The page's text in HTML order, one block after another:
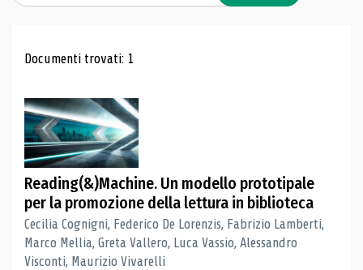
Risultati di ricerca
Documenti trovati: 1
Reading(&)Machine. Un modello prototipale
per la promozione della lettura in biblioteca
Cecilia Cognigni, Federico De Lorenzis, Fabrizio Lamberti,
Marco Mellia, Greta Vallero, Luca Vassio, Alessandro
Visconti, Maurizio Vivarelli